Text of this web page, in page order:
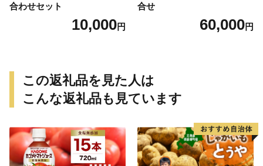
合わせセット
10,000円
合せ
60,000円
この返礼品を見た人は
こんな返礼品も見ています